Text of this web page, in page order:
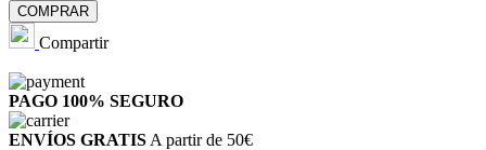
COMPRAR
Compartir
PAGO 100% SEGURO
ENVÍOS GRATIS A partir de 50€